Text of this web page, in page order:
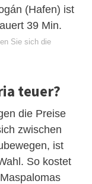
(Hafen) ist
39 Min.
Sie sich die
teuer?
die Preise
zwischen
ist
So kostet